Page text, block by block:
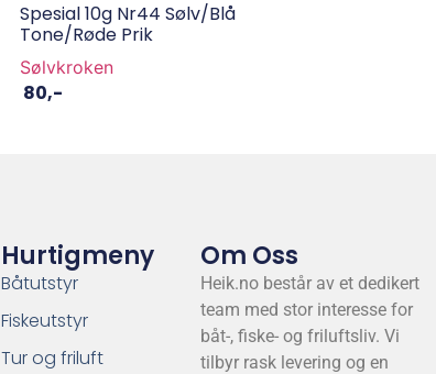
Spesial 10g Nr44 Sølv/blå
Tone/røde Prik
Sølvkroken
80,-
Hurtigmeny
Båtutstyr
Fiskeutstyr
Tur og friluft
Om Oss
Heik.no består av et dedikert
team med stor interesse for
båt-, fiske- og friluftsliv. Vi
tilbyr rask levering og en